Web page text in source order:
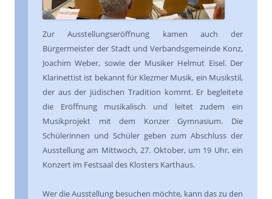
Zur Ausstellungseröffnung kamen auch der
Bürgermeister der Stadt und Verbandsgemeinde Konz,
Joachim Weber, sowie der Musiker Helmut Eisel. Der
Klarinettist ist bekannt für Klezmer Musik, ein Musikstil,
der aus der jüdischen Tradition kommt. Er begleitete
die Eröffnung musikalisch und leitet zudem ein
Musikprojekt mit dem Konzer Gymnasium. Die
Schülerinnen und Schüler geben zum Abschluss der
Ausstellung am Mittwoch, 27. Oktober, um 19 Uhr, ein
Konzert im Festsaal des Klosters Karthaus.
Wer die Ausstellung besuchen möchte, kann das zu den